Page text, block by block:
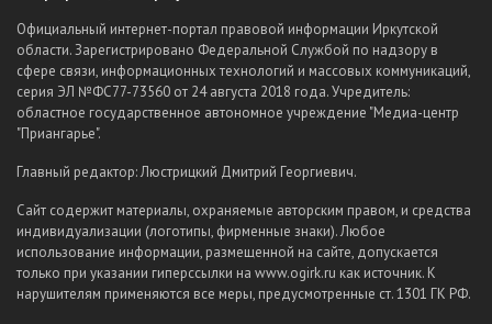
Официальный интернет-портал правовой информации Иркутской
области. Зарегистрировано Федеральной Службой по надзору в
сфере связи, информационных технологий и массовых коммуникаций,
серия ЭЛ №ФС77-73560 от 24 августа 2018 года. Учредитель:
областное государственное автономное учреждение "Медиа-центр
"Приангарье".
Главный редактор: Люстрицкий Дмитрий Георгиевич.
Сайт содержит материалы, охраняемые авторским правом, и средства
индивидуализации (логотипы, фирменные знаки). Любое
использование информации, размещенной на сайте, допускается
только при указании гиперссылки на www.ogirk.ru как источник. К
нарушителям применяются все меры, предусмотренные ст. 1301 ГК РФ.